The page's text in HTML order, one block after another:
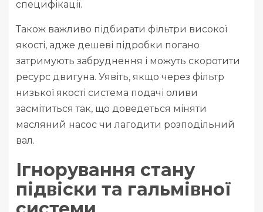
специфікації.
Також важливо підбирати фільтри високої
якості, адже дешеві підробки погано
затримують забруднення і можуть скоротити
ресурс двигуна. Уявіть, якщо через фільтр
низької якості система подачі оливи
засмітиться так, що доведеться міняти
масляний насос чи лагодити розподільний
вал.
Ігнорування стану
підвіски та гальмівної